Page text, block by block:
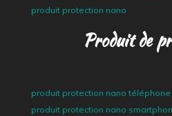
produit protection nano
Produit de
produit protection nano téléphone
produit protection nano